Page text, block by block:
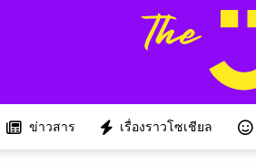
ข่าวสาร เรื่องราวโซเชียล